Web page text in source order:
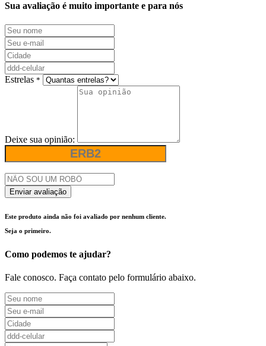
Sua avaliação é muito importante e para nós
Estrelas *
Deixe sua opinião:
Enviar avaliação
Este produto ainda não foi avaliado por nenhum cliente.
Seja o primeiro.
Como podemos te ajudar?
Fale conosco. Faça contato pelo formulário abaixo.